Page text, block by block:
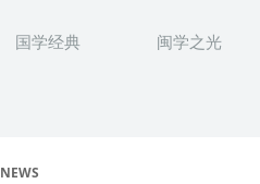
国学经典 闽学之光
NEWS